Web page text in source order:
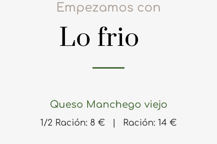
Empezamos con
Lo frio
Queso Manchego viejo
1/2 Ración: 8 € | Ración: 14 €